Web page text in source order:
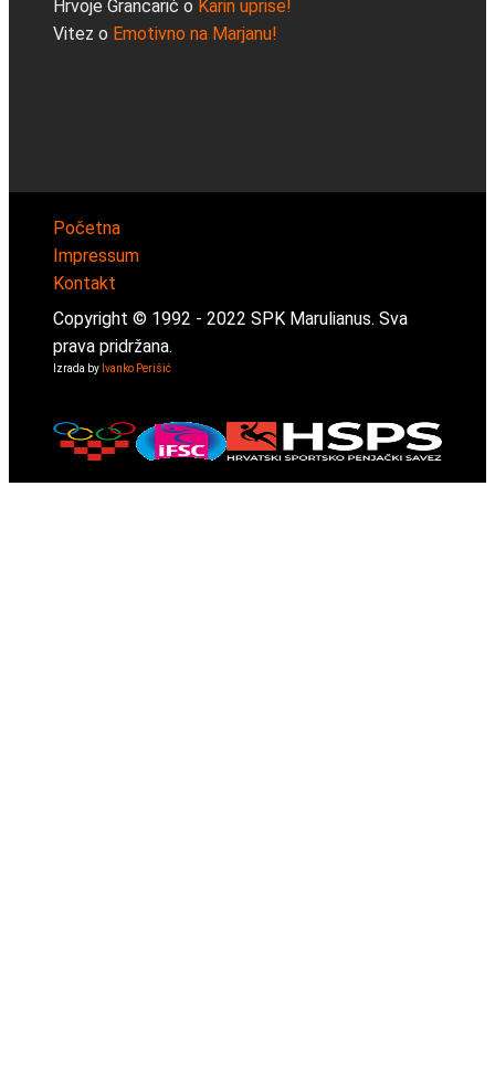
Hrvoje Grancarić o Karin uprise!
Vitez o Emotivno na Marjanu!
Početna
Impressum
Kontakt
Copyright © 1992 - 2022 SPK Marulianus. Sva
prava pridržana.
Izrada by Ivanko Perišić